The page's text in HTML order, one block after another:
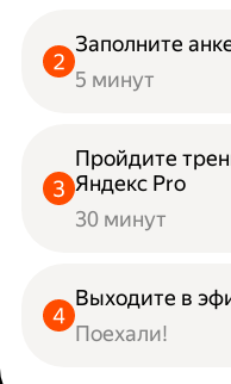
Заполните
5 минут
Пройдите
Яндекс Pro
30 минут
Выходите в
Поехали!